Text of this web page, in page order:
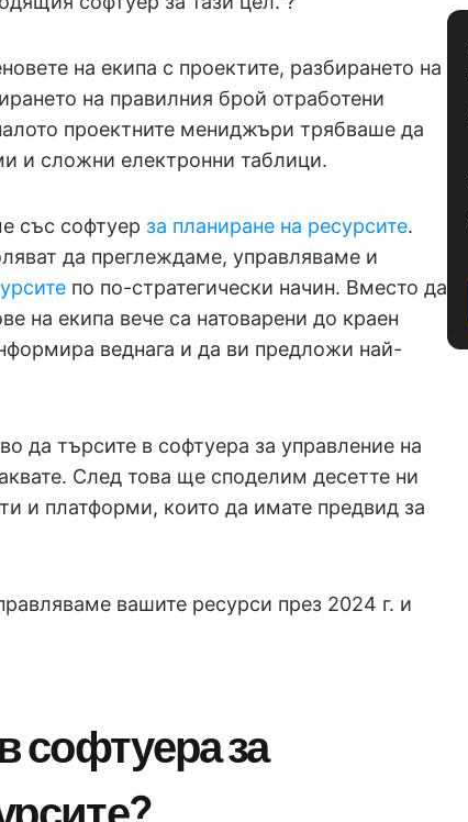
на екипа с проектите, разбирането на
на правилния брой отработени
проектните мениджъри трябваше да
и сложни електронни таблици.
със софтуер за планиране на ресурсите.
да преглеждаме, управляваме и
по по-стратегически начин. Вместо да
на екипа вече са натоварени до краен
веднага и да ви предложи най-
да търсите в софтуера за управление на
След това ще споделим десетте ни
и платформи, които да имате предвид за
вашите ресурси през 2024 г. и
софтуера за